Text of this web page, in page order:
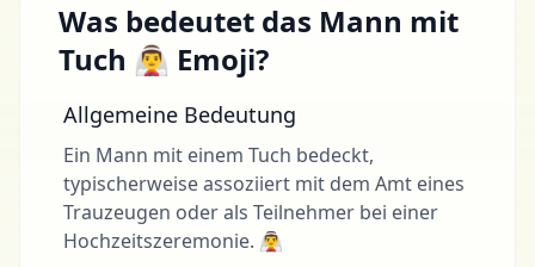
Was bedeutet das Mann mit
Tuch 👰‍♂️ Emoji?
Allgemeine Bedeutung
Ein Mann mit einem Tuch bedeckt,
typischerweise assoziiert mit dem Amt eines
Trauzeugen oder als Teilnehmer bei einer
Hochzeitszeremonie. 👰‍♂️